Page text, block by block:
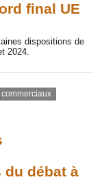
final UE
dispositions de
2024.
commerciaux
du débat à